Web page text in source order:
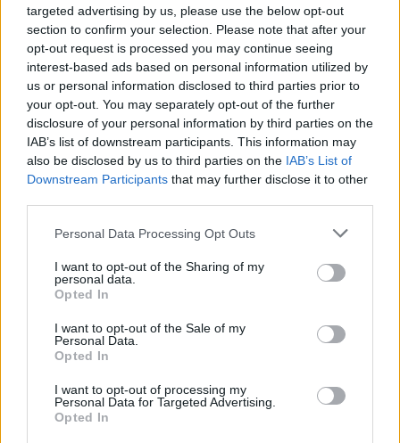
targeted advertising by us, please use the below opt-out
section to confirm your selection. Please note that after your
opt-out request is processed you may continue seeing
interest-based ads based on personal information utilized by
us or personal information disclosed to third parties prior to
your opt-out. You may separately opt-out of the further
disclosure of your personal information by third parties on the
IAB’s list of downstream participants. This information may
also be disclosed by us to third parties on the IAB’s List of
Downstream Participants that may further disclose it to other
Please note that this website/app uses one or more Google
not limited to your visit or usage behaviour. You may click to
grant or deny consent to Google and its third-party tags to
use your data for below specified purposes in below Google
consent section.
Personal Data Processing Opt Outs
I want to opt-out of the Sharing of my
personal data.
Opted In
I want to opt-out of the Sale of my
Personal Data.
Opted In
I want to opt-out of processing my
Personal Data for Targeted Advertising.
Opted In
Möchten Sie auf dem Laufenden bleiben?
Folgen Sie uns auf
Google
News
ZUGEHÖRIG
Themen Blutgerinnung Gesundheit der haut
Indikationen für die supplementierung
Natürliche quellen von vitamin k
Sicherheit der supplementierung Stoffwechsel
Vitamin k
Vorteile einer vitamin-k-supplementierung
Wechselwirkungen mit medikamenten
Sehen Sie es auch auf english español français